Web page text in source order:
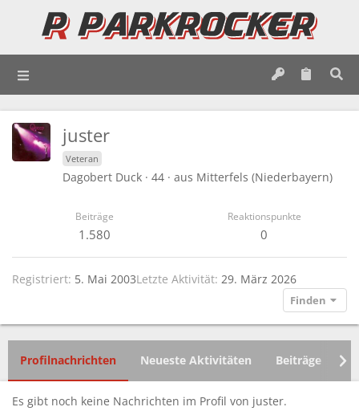
juster
Veteran
Dagobert Duck · 44 · aus Mitterfels (Niederbayern)
Beiträge
1.580
Reaktionspunkte
0
Registriert 5. Mai 2003Letzte Aktivität 29. März 2026
Finden
Profilnachrichten Neueste Aktivitäten Beiträge
Es gibt noch keine Nachrichten im Profil von juster.